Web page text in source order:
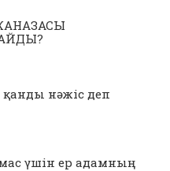
қанды нәжіс деп
үшін ер адамның